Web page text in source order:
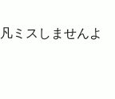
ミスしませんよ